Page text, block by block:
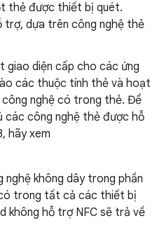
thẻ được thiết bị quét.
trợ, dựa trên công nghệ thẻ
giao diện cấp cho các ứng
các thuộc tính thẻ và hoạt
nghệ có trong thẻ. Để
các công nghệ thẻ được hỗ
hãy xem
nghệ không dây trong phần
trong tất cả các thiết bị
không hỗ trợ NFC sẽ trả về